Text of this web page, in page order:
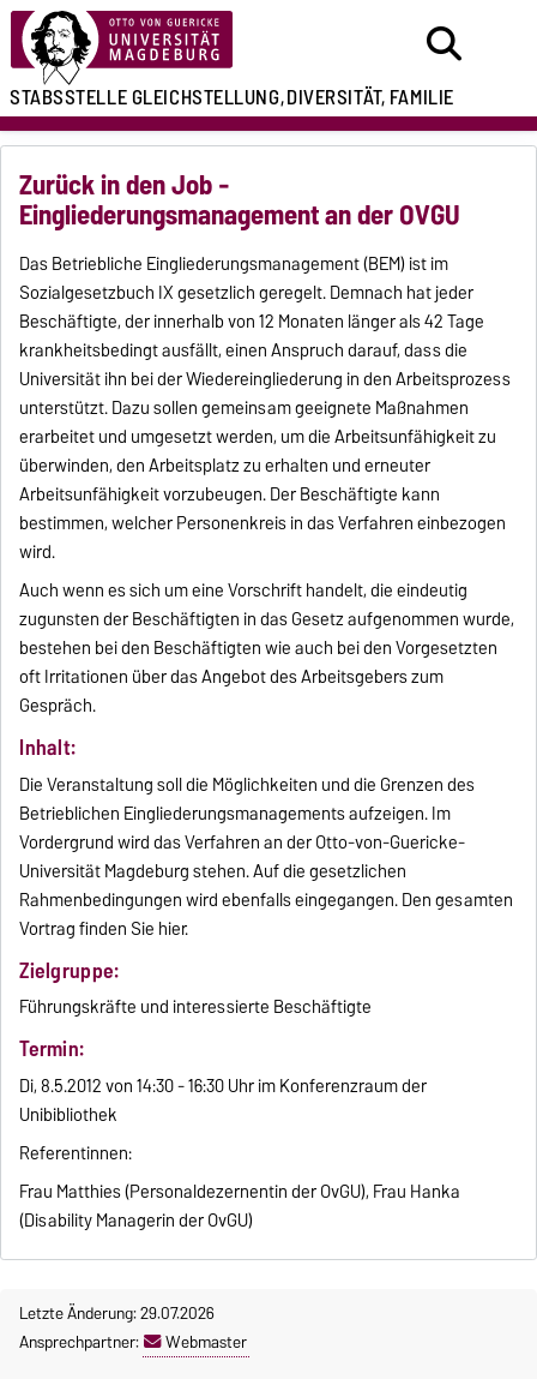
STABSSTELLEGLEICHSTELLUNG,DIVERSITÄT, FAMILIE
Zurück in den Job -
Eingliederungsmanagement an der OVGU
Das Betriebliche Eingliederungsmanagement (BEM) ist im
Sozialgesetzbuch IX gesetzlich geregelt. Demnach hat jeder
Beschäftigte, der innerhalb von 12 Monaten länger als 42 Tage
krankheitsbedingt ausfällt, einen Anspruch darauf, dass die
Universität ihn bei der Wiedereingliederung in den Arbeitsprozess
unterstützt. Dazu sollen gemeinsam geeignete Maßnahmen
erarbeitet und umgesetzt werden, um die Arbeitsunfähigkeit zu
überwinden, den Arbeitsplatz zu erhalten und erneuter
Arbeitsunfähigkeit vorzubeugen. Der Beschäftigte kann
bestimmen, welcher Personenkreis in das Verfahren einbezogen
wird.
Auch wenn es sich um eine Vorschrift handelt, die eindeutig
zugunsten der Beschäftigten in das Gesetz aufgenommen wurde,
bestehen bei den Beschäftigten wie auch bei den Vorgesetzten
oft Irritationen über das Angebot des Arbeitsgebers zum
Gespräch.
Inhalt:
Die Veranstaltung soll die Möglichkeiten und die Grenzen des
Betrieblichen Eingliederungsmanagements aufzeigen. Im
Vordergrund wird das Verfahren an der Otto-von-Guericke-
Universität Magdeburg stehen. Auf die gesetzlichen
Rahmenbedingungen wird ebenfalls eingegangen. Den gesamten
Vortrag finden Sie hier.
Zielgruppe:
Führungskräfte und interessierte Beschäftigte
Termin:
Di, 8.5.2012 von 14:30 - 16:30 Uhr im Konferenzraum der
Unibibliothek
Referentinnen:
Frau Matthies (Personaldezernentin der OvGU), Frau Hanka
(Disability Managerin der OvGU)
Letzte Änderung: 29.07.2026
Ansprechpartner:
Webmaster